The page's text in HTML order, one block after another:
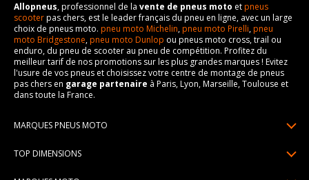
Allopneus, professionnel de la vente de pneus moto etpneus
scooterpas chers, est le leader français du pneu en ligne, avec un large
choix de pneus moto. pneu moto Michelin,pneu moto Pirelli,pneu
moto Bridgestone,pneu moto Dunlop ou pneus moto cross, trail ou
enduro, du pneu de scooter au pneu de compétition. Profitez du
meilleur tarif de nos promotions sur les plus grandes marques ! Evitez
l'usure de vos pneus et choisissez votre centre de montage de pneus
pas chers en garage partenaire à Paris, Lyon, Marseille, Toulouse et
dans toute la France.
MARQUES PNEUS MOTO
TOP DIMENSIONS